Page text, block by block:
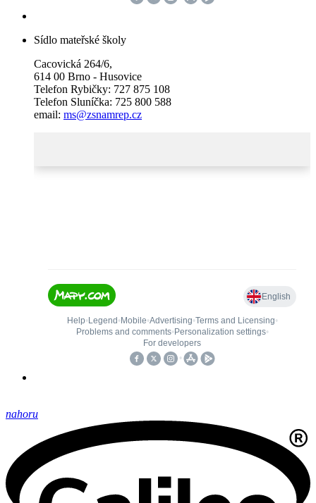
Sídlo mateřské školy
Cacovická 264/6,
614 00 Brno - Husovice
Telefon Rybičky: 727 875 108
Telefon Sluníčka: 725 800 588
email: ms@zsnamrep.cz
nahoru